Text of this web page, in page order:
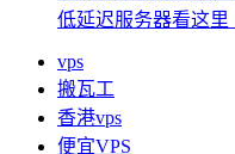
低延迟服务器看这里
vps
搬瓦工
香港vps
便宜VPS